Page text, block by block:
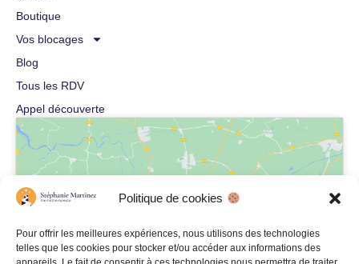
Politique de cookies
Pour offrir les meilleures expériences, nous utilisons des technologies
telles que les cookies pour stocker et/ou accéder aux informations des
Boutique
Vos blocages
Blog
Tous les RDV
Appel découverte
marketing et activer ce contenu